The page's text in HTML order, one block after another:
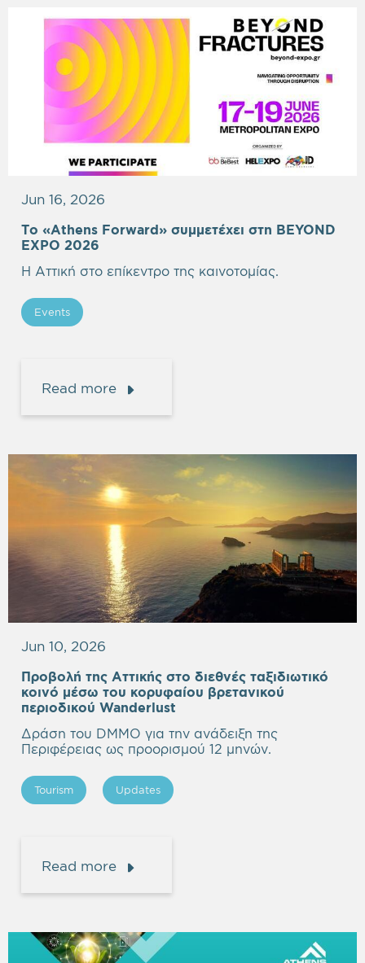
Jun 16, 2026
Το «Athens Forward» συμμετέχει στη BEYOND
EXPO 2026
Η Αττική στο επίκεντρο της καινοτομίας.
Events
Read more
Jun 10, 2026
Προβολή της Αττικής στο διεθνές ταξιδιωτικό
κοινό μέσω του κορυφαίου βρετανικού
περιοδικού Wanderlust
Δράση του DMMO για την ανάδειξη της
Περιφέρειας ως προορισμού 12 μηνών.
Tourism Updates
Read more